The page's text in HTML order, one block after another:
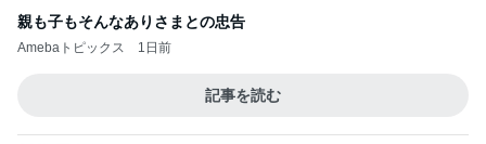
親も子もそんなありさまとの忠告
Amebaトピックス 1日前
記事を読む